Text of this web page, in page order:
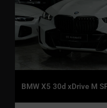
BMW X5 30d xDrive M